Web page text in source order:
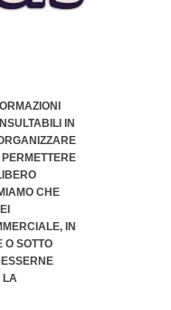
IN
CHE
, IN
O SOTTO
LA